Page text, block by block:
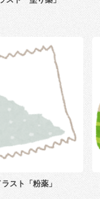
スト「粉薬」